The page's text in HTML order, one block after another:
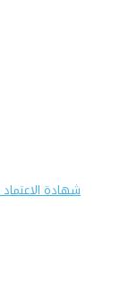
شهادة